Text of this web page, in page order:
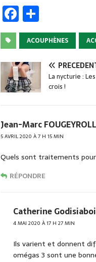
F
a
c
e
b
o
k
ar
ta
g
er
ACOUPHÈNES
La nycturie :
crois !
Jean-Marc
5 AVRIL 2020 À 7 H 15 MIN
Quels sont traitements
RÉPONDRE
Catherine
4 MAI 2020 À 17 H 27 MIN
Ils varient et donnent
omégas 3 sont une